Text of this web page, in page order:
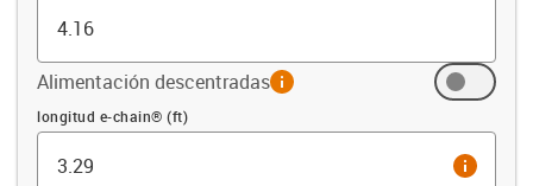
Alimentación descentradasinfo
Compensación (ft)
longitud e-chain® (ft)
info